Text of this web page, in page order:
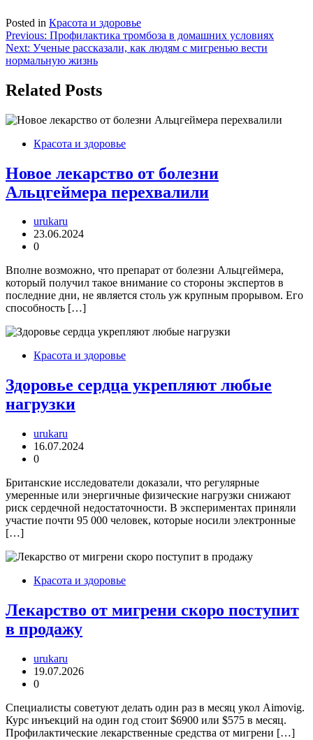
Posted in Красота и здоровье
Навигация
по
Previous: Профилактика тромбоза в домашних условиях
Next: Ученые рассказали, как людям с мигренью вести
нормальную жизнь
Related Posts
Красота и здоровье
Новое лекарство от болезни
Альцгеймера перехвалили
urukaru
23.06.2024
0
Вполне возможно, что препарат от болезни Альцгеймера,
который получил такое внимание со стороны экспертов в
последние дни, не является столь уж крупным прорывом. Его
способность […]
Красота и здоровье
Здоровье сердца укрепляют любые
нагрузки
urukaru
16.07.2024
0
Британские исследователи доказали, что регулярные
умеренные или энергичные физические нагрузки снижают
риск сердечной недостаточности. В экспериментах приняли
участие почти 95 000 человек, которые носили электронные
[…]
Красота и здоровье
Лекарство от мигрени скоро поступит
в продажу
urukaru
19.07.2026
0
Специалисты советуют делать один раз в месяц укол Aimovig.
Курс инъекций на один год стоит $6900 или $575 в месяц.
Профилактические лекарственные средства от мигрени […]